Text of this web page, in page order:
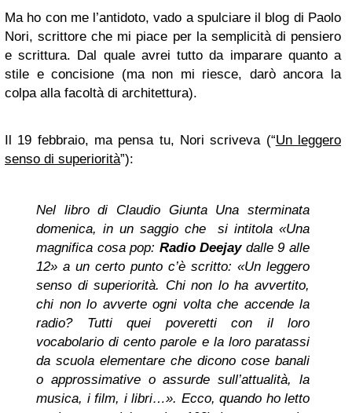
Ma ho con me l’antidoto, vado a spulciare il blog di Paolo
Nori, scrittore che mi piace per la semplicità di pensiero
e scrittura. Dal quale avrei tutto da imparare quanto a
stile e concisione (ma non mi riesce, darò ancora la
colpa alla facoltà di architettura).
Il 19 febbraio, ma pensa tu, Nori scriveva (“Un leggero
senso di superiorità”):
Nel libro di Claudio Giunta Una sterminata
domenica, in un saggio che si intitola «Una
magnifica cosa pop: Radio Deejaydalle 9 alle
12» a un certo punto c’è scritto: «Un leggero
senso di superiorità. Chi non lo ha avvertito,
chi non lo avverte ogni volta che accende la
radio? Tutti quei poveretti con il loro
vocabolario di cento parole e la loro paratassi
da scuola elementare che dicono cose banali
o approssimative o assurde sull’attualità, la
musica, i film, i libri…». Ecco, quando ho letto